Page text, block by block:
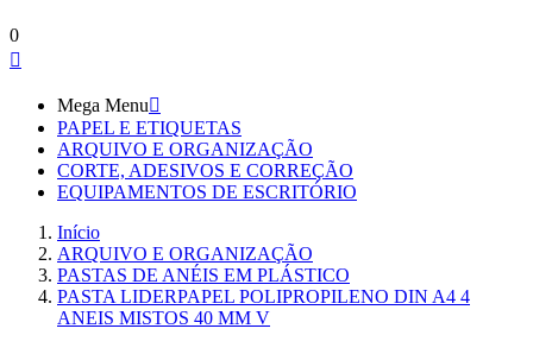
0

Mega Menu
PAPEL E ETIQUETAS
ARQUIVO E ORGANIZAÇÃO
CORTE, ADESIVOS E CORREÇÃO
EQUIPAMENTOS DE ESCRITÓRIO
Início
ARQUIVO E ORGANIZAÇÃO
PASTAS DE ANÉIS EM PLÁSTICO
PASTA LIDERPAPEL POLIPROPILENO DIN A4 4
ANEIS MISTOS 40 MM V